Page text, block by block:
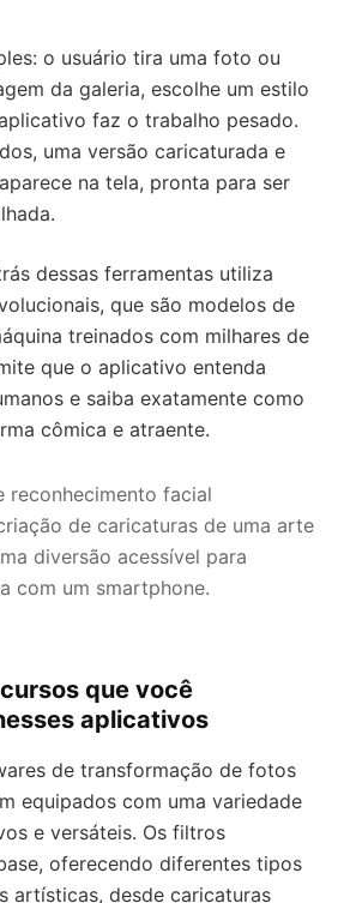
o usuário tira uma foto ou
da galeria, escolhe um estilo
faz o trabalho pesado.
uma versão caricaturada e
na tela, pronta para ser
dessas ferramentas utiliza
que são modelos de
treinados com milhares de
que o aplicativo entenda
e saiba exatamente como
cômica e atraente.
reconhecimento facial
de caricaturas de uma arte
diversão acessível para
com um smartphone.
que você
aplicativos
de transformação de fotos
equipados com uma variedade
e versáteis. Os filtros
oferecendo diferentes tipos
artísticas, desde caricaturas